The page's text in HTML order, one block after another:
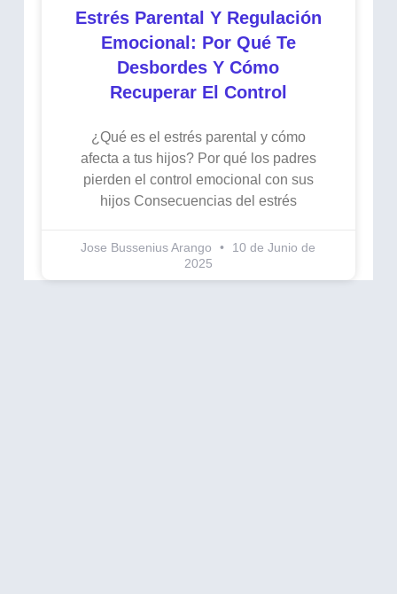
Estrés Parental Y Regulación
Emocional: Por Qué Te
Desbordes Y Cómo
Recuperar El Control
¿Qué es el estrés parental y cómo
afecta a tus hijos? Por qué los padres
pierden el control emocional con sus
hijos Consecuencias del estrés
Jose Bussenius Arango
10 de Junio de
2025